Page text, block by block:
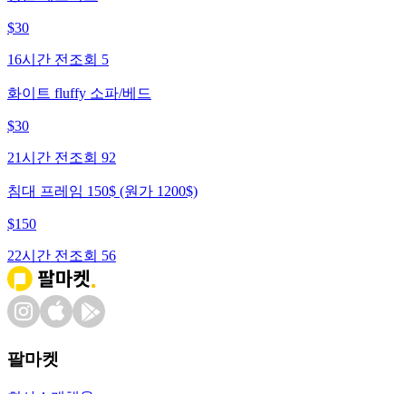
$30
16시간 전 조회 5
화이트 fluffy 소파/베드
$30
21시간 전 조회 92
침대 프레임 150$ (원가 1200$)
$150
22시간 전 조회 56
팔마켓